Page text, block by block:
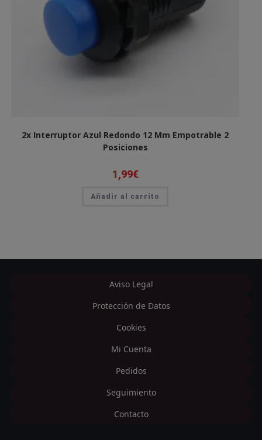
2x Interruptor Azul Redondo 12 Mm Empotrable 2
Posiciones
1,99€
Añadir al carrito
Aviso Legal
Protección de Datos
Cookies
Mi Cuenta
Pedidos
Seguimiento
Contacto